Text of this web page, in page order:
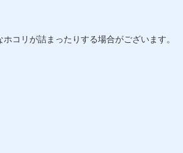
コリが詰まったりする場合がございます。